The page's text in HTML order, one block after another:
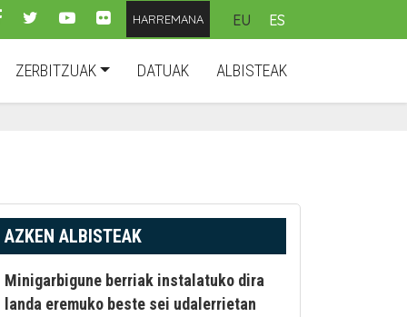
HARREMANA EU ES
ZERBITZUAK DATUAK ALBISTEAK
AZKEN ALBISTEAK
Minigarbigune berriak instalatuko dira
landa eremuko beste sei udalerrietan